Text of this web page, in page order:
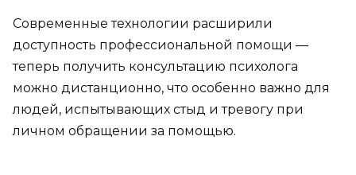
Современные технологии расширили
доступность профессиональной помощи —
теперь получить консультацию психолога
можно дистанционно, что особенно важно для
людей, испытывающих стыд и тревогу при
личном обращении за помощью.